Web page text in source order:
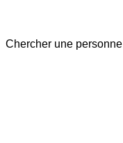
Chercher une personne